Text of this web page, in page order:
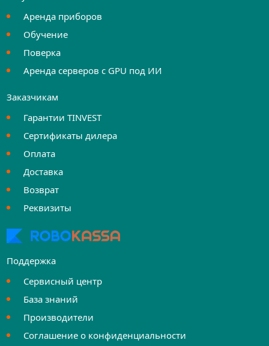
Аренда приборов
Обучение
Поверка
Аренда серверов с GPU под ИИ
Заказчикам
Гарантии TINVEST
Сертификаты дилера
Оплата
Доставка
Возврат
Реквизиты
Поддержка
Сервисный центр
База знаний
Производители
Соглашение о конфиденциальности